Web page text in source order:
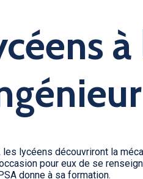
les lycéens découvriront la
pour eux de se
donne à sa formation.